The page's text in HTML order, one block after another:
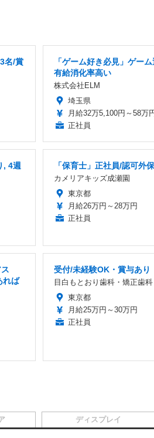
名/賞
「ゲーム好き必見」ゲー
有給消化率高い
株式会社ELM
埼玉県
月給32万5,100円～58万
正社員
, 4週
「保育士」正社員/認可外
カメリアキッズ成瀬園
東京都
月給26万円～28万円
正社員
れば
受付/未経験OK・賞与あり
目白もとおり歯科・矯正歯科
東京都
月給25万円～30万円
正社員
ディスプレイ